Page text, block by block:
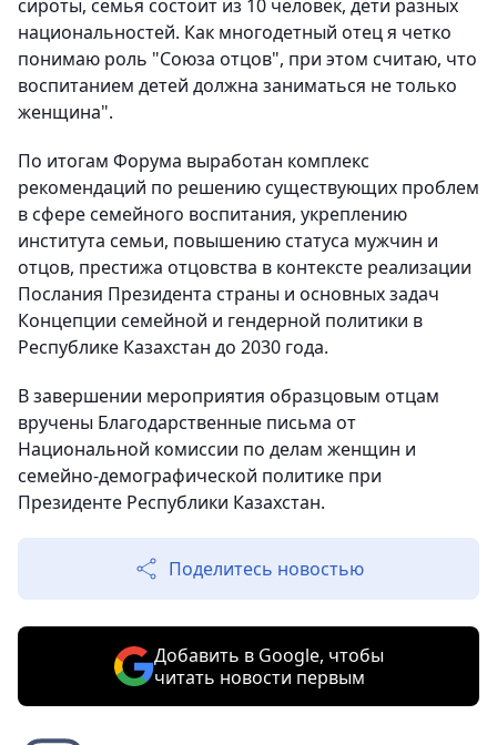
сироты, семья состоит из 10 человек, дети разных
национальностей. Как многодетный отец я четко
понимаю роль "Союза отцов", при этом считаю, что
воспитанием детей должна заниматься не только
женщина".
По итогам Форума выработан комплекс
рекомендаций по решению существующих проблем
в сфере семейного воспитания, укреплению
института семьи, повышению статуса мужчин и
отцов, престижа отцовства в контексте реализации
Послания Президента страны и основных задач
Концепции семейной и гендерной политики в
Республике Казахстан до 2030 года.
В завершении мероприятия образцовым отцам
вручены Благодарственные письма от
Национальной комиссии по делам женщин и
семейно-демографической политике при
Президенте Республики Казахстан.
Поделитесь новостью
Добавить в Google, чтобы
читать новости первым